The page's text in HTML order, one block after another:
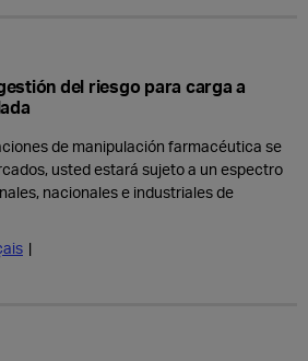
del riesgo para carga a
de manipulación farmacéutica se
usted estará sujeto a un espectro
nacionales e industriales de